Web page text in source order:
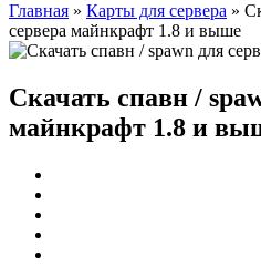
Главная » Карты для сервера »
сервера майнкрафт 1.8 и выше
Скачать спавн /
майнкрафт 1.8 и